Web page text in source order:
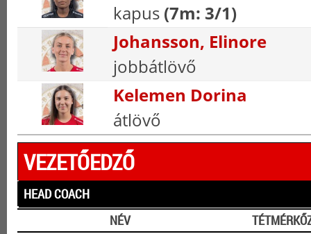
kapus (7m: 3/1)
Johansson, Elinore
jobbátlövő
Kelemen Dorina
átlövő
VEZETŐEDZŐ
HEAD COACH
NÉV